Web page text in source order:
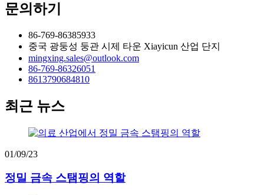
문의하기
86-769-86385933
중국 광둥성 둥관 시제 타운 Xiayicun 산업 단지
mingxing.sales@outlook.com
86-769-86326051
8613790684810
최근 뉴스
01/09/23
정밀 금속 스탬핑의 역할